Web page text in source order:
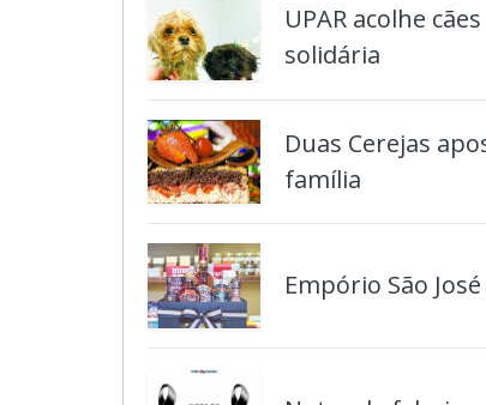
UPAR acolhe
solidária
Duas Cerejas
família
Empório São